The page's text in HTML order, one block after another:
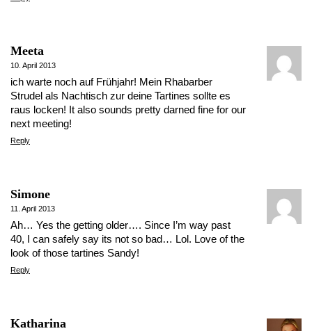
Meeta
10. April 2013
ich warte noch auf Frühjahr! Mein Rhabarber
Strudel als Nachtisch zur deine Tartines sollte es
raus locken! It also sounds pretty darned fine for our
next meeting!
Reply
Simone
11. April 2013
Ah… Yes the getting older…. Since I’m way past
40, I can safely say its not so bad… Lol. Love of the
look of those tartines Sandy!
Reply
Katharina